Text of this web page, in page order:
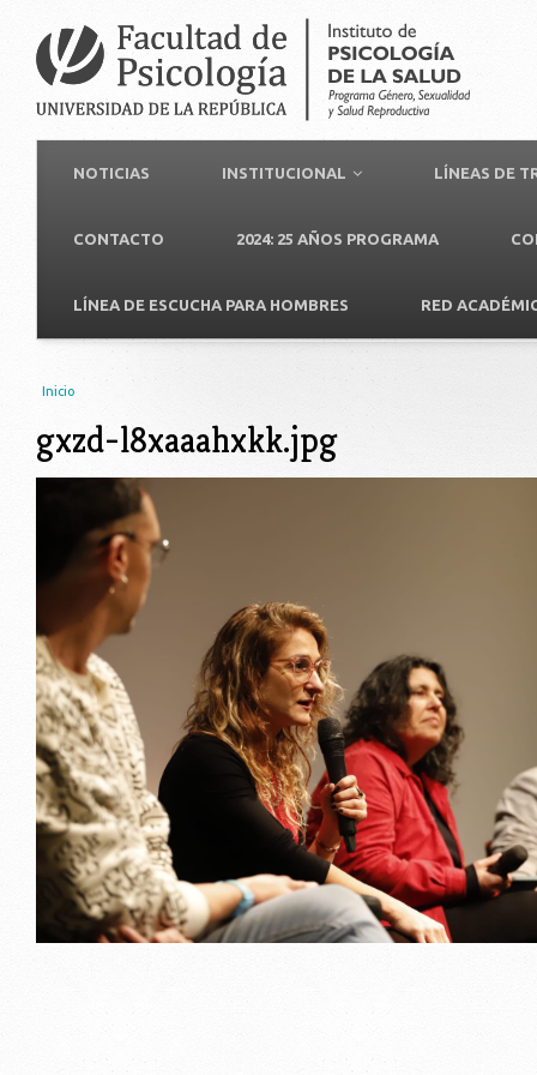
NOTICIAS INSTITUCIONAL LÍNEAS DE
CONTACTO 2024: 25 AÑOS PROGRAMA
LÍNEA DE ESCUCHA PARA HOMBRES RED
Usted está aquí
Inicio
gxzd-l8xaaahxkk.jpg